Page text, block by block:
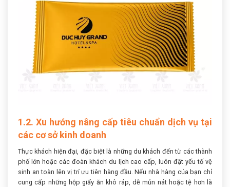
1.2. Xu hướng nâng cấp tiêu chuẩn dịch vụ tại
các cơ sở kinh doanh
Thực khách hiện đại, đặc biệt là những du khách đến từ các thành
phố lớn hoặc các đoàn khách du lịch cao cấp, luôn đặt yếu tố vệ
sinh an toàn lên vị trí ưu tiên hàng đầu. Nếu nhà hàng của bạn chỉ
cung cấp những hộp giấy ăn khô ráp, dễ mủn nát hoặc tệ hơn là